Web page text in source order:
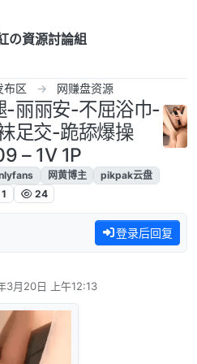
の資源討論組
布区 网赚盘资源
-丽丽安-不屈浴巾-
足交-跪舔爆操
– 1V 1P
网黄博主
pikpak云盘
1 24
登录后回复
3月20日 上午12:13